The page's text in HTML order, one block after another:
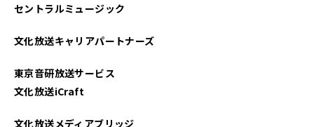
セントラルミュージック
文化放送キャリアパートナーズ
東京音研放送サービス
文化放送iCraft
文化放送メディアブリッジ